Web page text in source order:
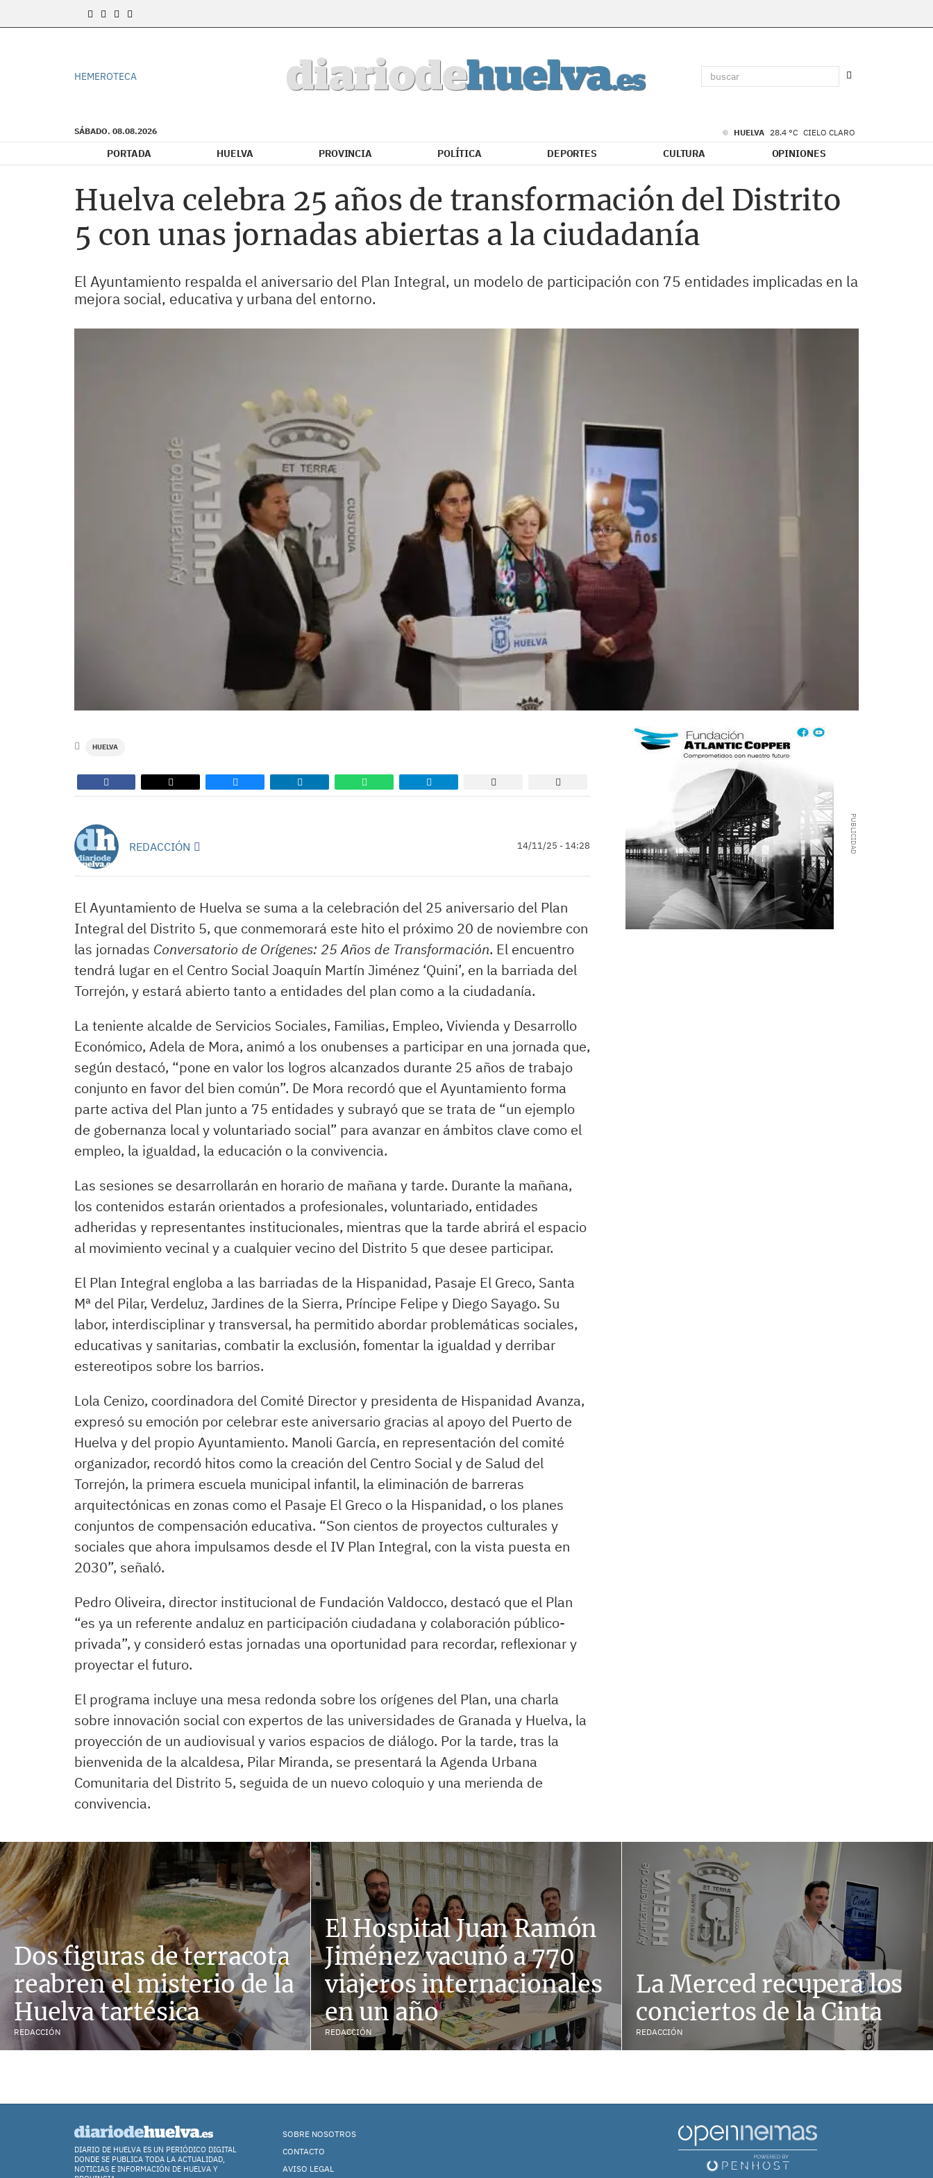
HEMEROTECA
SÁBADO. 08.08.2026 HUELVA 28.4 °C CIELO CLARO
PORTADA HUELVA PROVINCIA POLÍTICA DEPORTES CULTURA OPINIONES
Huelva celebra 25 años de transformación del Distrito
5 con unas jornadas abiertas a la ciudadanía
El Ayuntamiento respalda el aniversario del Plan Integral, un modelo de participación con 75 entidades implicadas en la
mejora social, educativa y urbana del entorno.
HUELVA
REDACCIÓN 14/11/25 - 14:28
El Ayuntamiento de Huelva se suma a la celebración del 25 aniversario del Plan
Integral del Distrito 5, que conmemorará este hito el próximo 20 de noviembre con
las jornadas Conversatorio de Orígenes: 25 Años de Transformación. El encuentro
tendrá lugar en el Centro Social Joaquín Martín Jiménez ‘Quini’, en la barriada del
Torrejón, y estará abierto tanto a entidades del plan como a la ciudadanía.
La teniente alcalde de Servicios Sociales, Familias, Empleo, Vivienda y Desarrollo
Económico, Adela de Mora, animó a los onubenses a participar en una jornada que,
según destacó, “pone en valor los logros alcanzados durante 25 años de trabajo
conjunto en favor del bien común”. De Mora recordó que el Ayuntamiento forma
parte activa del Plan junto a 75 entidades y subrayó que se trata de “un ejemplo
de gobernanza local y voluntariado social” para avanzar en ámbitos clave como el
empleo, la igualdad, la educación o la convivencia.
Las sesiones se desarrollarán en horario de mañana y tarde. Durante la mañana,
los contenidos estarán orientados a profesionales, voluntariado, entidades
adheridas y representantes institucionales, mientras que la tarde abrirá el espacio
al movimiento vecinal y a cualquier vecino del Distrito 5 que desee participar.
El Plan Integral engloba a las barriadas de la Hispanidad, Pasaje El Greco, Santa
Mª del Pilar, Verdeluz, Jardines de la Sierra, Príncipe Felipe y Diego Sayago. Su
labor, interdisciplinar y transversal, ha permitido abordar problemáticas sociales,
educativas y sanitarias, combatir la exclusión, fomentar la igualdad y derribar
estereotipos sobre los barrios.
Lola Cenizo, coordinadora del Comité Director y presidenta de Hispanidad Avanza,
expresó su emoción por celebrar este aniversario gracias al apoyo del Puerto de
Huelva y del propio Ayuntamiento. Manoli García, en representación del comité
organizador, recordó hitos como la creación del Centro Social y de Salud del
Torrejón, la primera escuela municipal infantil, la eliminación de barreras
arquitectónicas en zonas como el Pasaje El Greco o la Hispanidad, o los planes
conjuntos de compensación educativa. “Son cientos de proyectos culturales y
sociales que ahora impulsamos desde el IV Plan Integral, con la vista puesta en
2030”, señaló.
Pedro Oliveira, director institucional de Fundación Valdocco, destacó que el Plan
“es ya un referente andaluz en participación ciudadana y colaboración público-
privada”, y consideró estas jornadas una oportunidad para recordar, reflexionar y
proyectar el futuro.
El programa incluye una mesa redonda sobre los orígenes del Plan, una charla
sobre innovación social con expertos de las universidades de Granada y Huelva, la
proyección de un audiovisual y varios espacios de diálogo. Por la tarde, tras la
bienvenida de la alcaldesa, Pilar Miranda, se presentará la Agenda Urbana
Comunitaria del Distrito 5, seguida de un nuevo coloquio y una merienda de
convivencia.
Dos figuras de terracota
reabren el misterio de la
Huelva tartésica
REDACCIÓN
El Hospital Juan Ramón
Jiménez vacunó a 770
viajeros internacionales
en un año
REDACCIÓN
La Merced recupera los
conciertos de la Cinta
REDACCIÓN
DIARIO DE HUELVA ES UN PERIÓDICO DIGITAL
DONDE SE PUBLICA TODA LA ACTUALIDAD,
NOTICIAS E INFORMACIÓN DE HUELVA Y
SOBRE NOSOTROS
CONTACTO
AVISO LEGAL